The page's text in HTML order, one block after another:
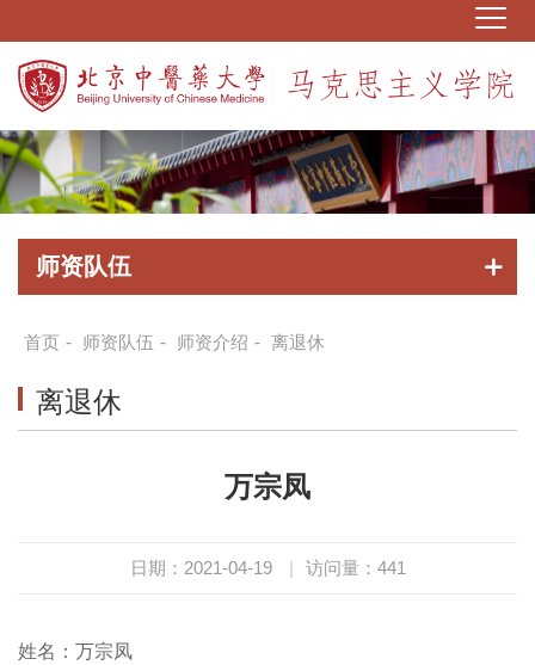
师资队伍
首页 - 师资队伍 - 师资介绍 - 离退休
离退休
万宗凤
日期：2021-04-19 | 访问量： 441
姓名：万宗凤